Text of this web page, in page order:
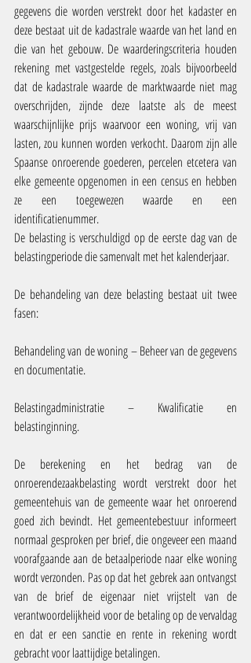
gegevens die worden verstrekt door het kadaster en
deze bestaat uit de kadastrale waarde van het land en
die van het gebouw. De waarderingscriteria houden
rekening met vastgestelde regels, zoals bijvoorbeeld
dat de kadastrale waarde de marktwaarde niet mag
overschrijden, zijnde deze laatste als de meest
waarschijnlijke prijs waarvoor een woning, vrij van
lasten, zou kunnen worden verkocht. Daarom zijn alle
Spaanse onroerende goederen, percelen etcetera van
elke gemeente opgenomen in een census en hebben
ze een toegewezen waarde en een
identificatienummer.
De belasting is verschuldigd op de eerste dag van de
belastingperiode die samenvalt met het kalenderjaar.
De behandeling van deze belasting bestaat uit twee
fasen:
Behandeling van de woning – Beheer van de gegevens
en documentatie.
Belastingadministratie – Kwalificatie en
belastinginning.
De berekening en het bedrag van de
onroerendezaakbelasting wordt verstrekt door het
gemeentehuis van de gemeente waar het onroerend
goed zich bevindt. Het gemeentebestuur informeert
normaal gesproken per brief, die ongeveer een maand
voorafgaande aan de betaalperiode naar elke woning
wordt verzonden. Pas op dat het gebrek aan ontvangst
van de brief de eigenaar niet vrijstelt van de
verantwoordelijkheid voor de betaling op de vervaldag
en dat er een sanctie en rente in rekening wordt
gebracht voor laattijdige betalingen.